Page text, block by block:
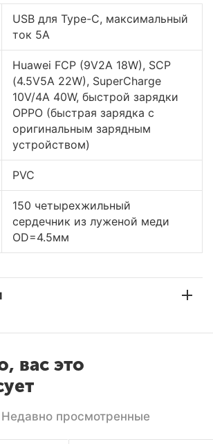
USB для Type-C, максимальный
ток 5А
Huawei FCP (9V2A 18W), SCP
(4.5V5A 22W), SuperCharge
10V/4A 40W, быстрой зарядки
OPPO (быстрая зарядка с
оригинальным зарядным
устройством)
PVC
150 четырехжильный
сердечник из луженой меди
OD=4.5мм
вас это
Недавно просмотренные